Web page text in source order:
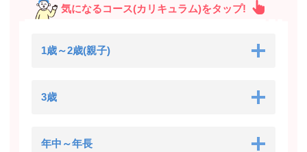
気になるコース(カリキュラム)をタップ!
1歳～2歳(親子)
3歳
年中～年長